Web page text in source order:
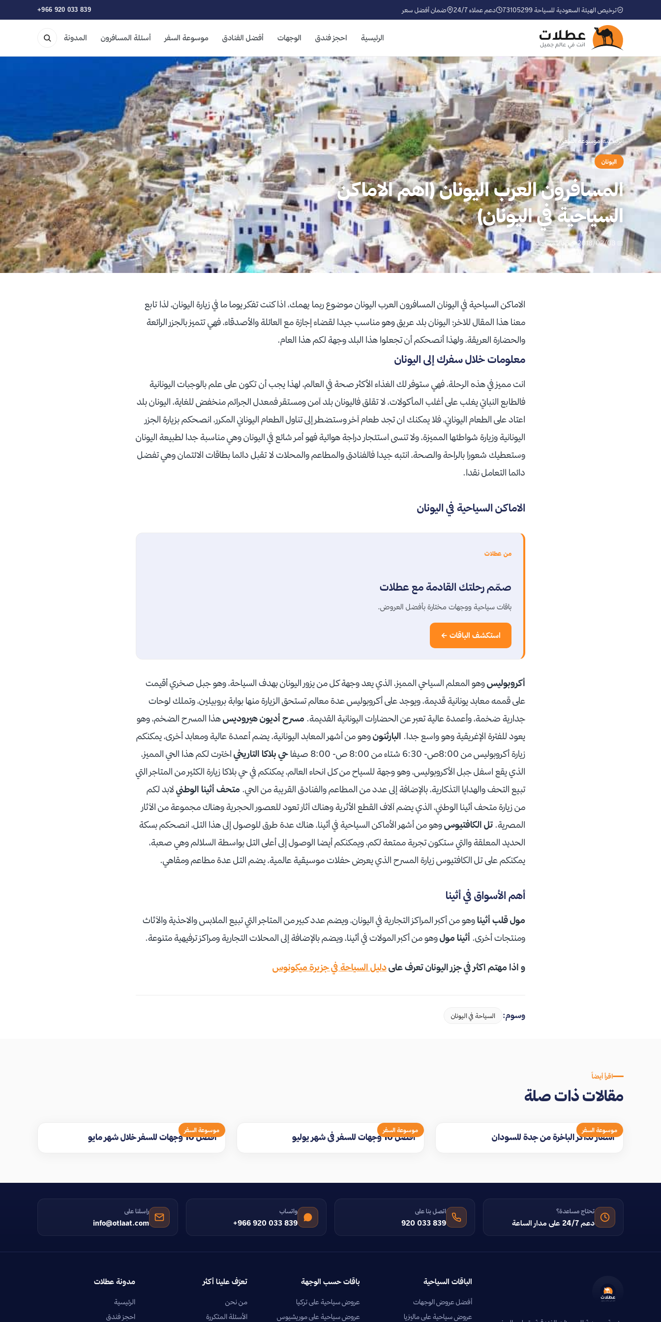
ترخيص الهيئة السعودية للسياحة 73105299 دعم عملاء 24/7 ضمان أفضل سعر +966 920 033 839
الرئيسية احجز فندق الوجهات أفضل الفنادق موسوعة السفر أسئلة المسافرون المدونة
الرئيسية›موسوعة السفر
اليونان
المسافرون العرب اليونان (اهم الاماكن
السياحية في اليونان)
📅 2018/02/03 👁 265 مشاهدة
الاماكن السياحية في اليونان المسافرون العرب اليونان موضوع ربما يهمك، اذا كنت تفكر يوما ما في زيارة اليونان، لذا تابع
معنا هذا المقال للاخر؛ اليونان بلد عريق وهو مناسب جيدا لقضاء إجازة مع العائلة والأصدقاء، فهي تتميز بالجزر الرائعة
والحضارة العريقة، ولهذا أنصحكم أن تجعلوا هذا البلد وجهة لكم هذا العام.
معلومات خلال سفرك إلى اليونان
انت مميز في هذه الرحلة، فهي ستوفر لك الغذاء الأكثر صحة في العالم، لهذا يجب أن تكون على علم بالوجبات اليونانية
فالطابع النباتي يغلب على أغلب المأكولات، لا تقلق فاليونان بلد آمن ومستقر فمعدل الجرائم منخفض للغاية، اليونان بلد
اعتاد على الطعام اليوناني، فلا يمكنك ان تجد طعام آخر وستضطر إلى تناول الطعام اليوناني المكرر، انصحكم بزيارة الجزر
اليونانية وزيارة شواطئها المميزة، ولا تنسى استئجار دراجة هوائية فهو أمر شائع في اليونان وهي مناسبة جدا لطبيعة اليونان
وستعطيك شعورا بالراحة والصحة، انتبه جيدا فالفنادق والمطاعم والمحلات لا تقبل دائما بطاقات الائتمان وهي تفضل
دائما التعامل نقدا.
الاماكن السياحية في اليونان
من عطلات
صمّم رحلتك القادمة مع عطلات
باقات سياحية ووجهات مختارة بأفضل العروض.
استكشف الباقات ←
أكروبوليسوهو المعلم السياحي المميز، الذي يعد وجهة كل من يزور اليونان بهدف السياحة، وهو جبل صخري أقيمت
على قممه معابد يونانية قديمة، ويوجد على أكروبوليس عدة معالم تستحق الزيارة منها بوابة بروبيلين، وتملك لوحات
جدارية ضخمة، وأعمدة عالية تعبر عن الحضارات اليونانية القديمة. مسرح أديون هيروديسهذا المسرح الضخم، وهو
يعود للفترة الإغريقية وهو واسع جدا. البارثنونوهو من أشهر المعابد اليونانية، يضم أعمدة عالية ومعابد أخرى، يمكنكم
زيارة أكروبوليس من 8:00ص- 6:30 شتاء من 8:00 ص- 8:00 صيفا
حي بلاكا التاريخي اخترت لكم هذا الحي المميز،
الذي يقع اسفل جبل الأكروبوليس، وهو وجهة للسياح من كل انحاء العالم، يمكنكم في حي بلاكا زيارة الكثير من المتاجر التي
تبيع التحف والهدايا التذكارية، بالإضافة إلى عدد من المطاعم والفنادق القريبة من الحي. متحف أثينا الوطنيلابد لكم
من زيارة متحف أثينا الوطني، الذي يضم آلاف القطع الأثرية وهناك آثار تعود للعصور الحجرية وهناك مجموعة من الآثار
المصرية. تل الكافتيوسوهو من أشهر الأماكن السياحية في أثينا، هناك عدة طرق للوصول إلى هذا التل، انصحكم بسكة
الحديد المعلقة والتي ستكون تجربة ممتعة لكم، ويمكنكم أيضا الوصول إلى أعلى التل بواسطة السلالم وهي صعبة،
يمكنكم على تل الكافتيوس زيارة المسرح الذي يعرض حفلات موسيقية عالمية، يضم التل عدة مطاعم ومقاهي.
أهم الأسواق في أثينا
مول قلب أثينا وهو من أكبر المراكز التجارية في اليونان، ويضم عدد كبير من المتاجر التي تبيع الملابس والاحذية والآثاث
ومنتجات أخرى. أثينا مولوهو من أكبر المولات في أثينا، ويضم بالإضافة إلى المحلات التجارية ومراكز ترفيهية متنوعة.
و اذا مهتم اكثر في جزر اليونان تعرف علىدليل السياحة في جزيرة ميكونوس
وسوم: السياحة في اليونان
اقرأ أيضاً
مقالات ذات صلة
موسوعة السفر
اسعار تذاكر الباخرة من جدة للسودان
موسوعة السفر
افضل 10 وجهات للسفر في شهر يوليو
موسوعة السفر
افضل 10 وجهات للسفر خلال شهر مايو
تحتاج مساعدة؟
دعم 24/7 على مدار الساعة
اتصل بنا على
920 033 839
واتساب
+966 920 033 839
راسلنا على
info@otlaat.com
الباقات السياحية
أفضل عروض الوجهات
عروض سياحية على ماليزيا
باقات حسب الوجهة
عروض سياحية على تركيا
عروض سياحية على موريشيوس
تعرّف علينا أكثر
من نحن
الأسئلة المتكررة
مدونة عطلات
الرئيسية
احجز فندق